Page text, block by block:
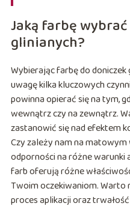
Jaką farbę
glinianych?
Wybierając farbę do
uwagę kilka kluczowych
powinna opierać się na tym,
wewnątrz czy na zewnątrz.
zastanowić się nad efektem
Czy zależy nam na
odporności na różne
farb oferują różne
Twoim oczekiwaniom.
proces aplikacji oraz